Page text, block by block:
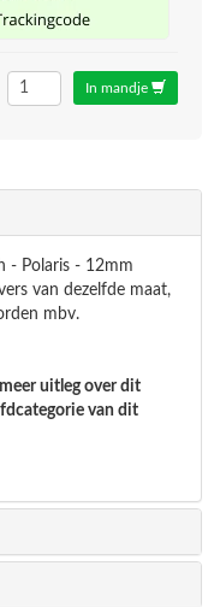
In mandje
- Polaris - 12mm
van dezelfde maat,
mbv.
uitleg over dit
van dit